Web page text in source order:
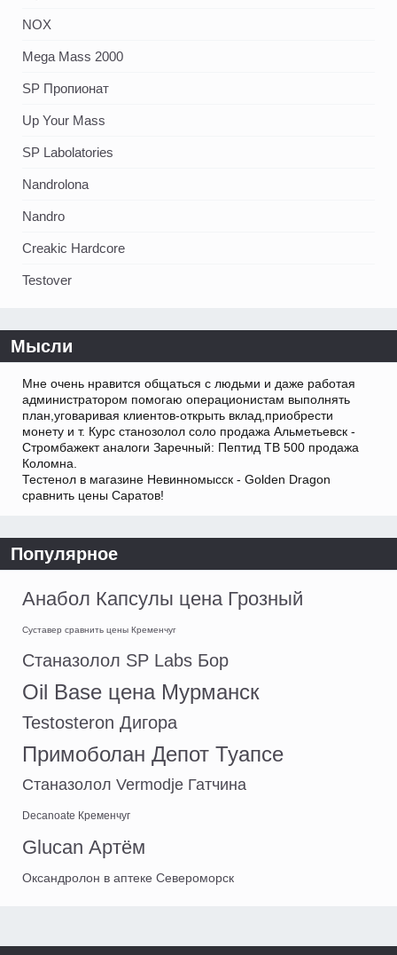
NOX
Mega Mass 2000
SP Пропионат
Up Your Mass
SP Labolatories
Nandrolona
Nandro
Creakic Hardcore
Testover
Мысли
Мне очень нравится общаться с людьми и даже работая
администратором помогаю операционистам выполнять
план,уговаривая клиентов-открыть вклад,приобрести
монету и т. Курс станозолол соло продажа Альметьевск -
Стромбажект аналоги Заречный: Пептид TB 500 продажа
Коломна.
Тестенол в магазине Невинномысск - Golden Dragon
сравнить цены Саратов!
Популярное
Анабол Капсулы цена Грозный
Суставер сравнить цены Кременчуг
Станазолол SP Labs Бор
Oil Base цена Мурманск
Testosteron Дигора
Примоболан Депот Туапсе
Станазолол Vermodje Гатчина
Decanoate Кременчуг
Glucan Артём
Оксандролон в аптеке Североморск